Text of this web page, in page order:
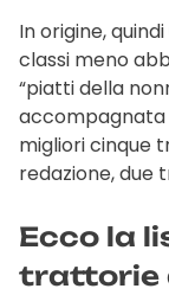
In origine,
classi meno
“piatti della
accompagnata
migliori cinque
redazione, due
Ecco la
trattorie